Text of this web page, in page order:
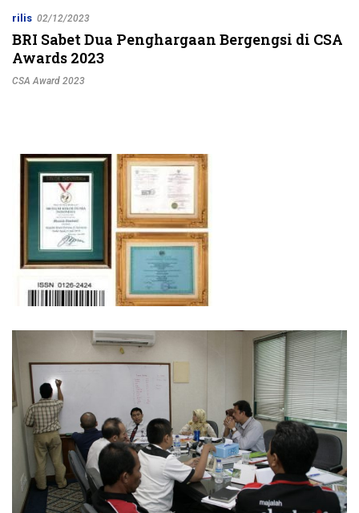
rilis 02/12/2023
BRI Sabet Dua Penghargaan Bergengsi di CSA
Awards 2023
CSA Award 2023